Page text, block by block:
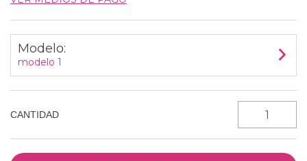
Modelo:
modelo 1
CANTIDAD